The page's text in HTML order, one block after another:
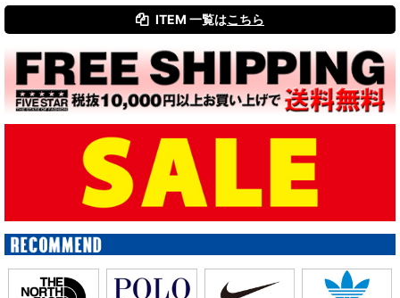
ITEM 一覧はこちら